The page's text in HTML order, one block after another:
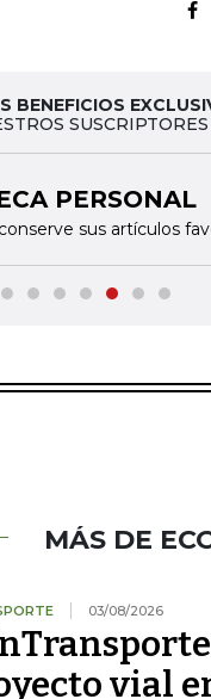
BENEFICIOS
SUSCRIPTORES
PERSONAL
sus artículos
MÁS DE
03/08/2026
vial